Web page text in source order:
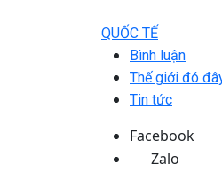
QUỐC TẾ
Bình luận
Thế giới đó
Tin tức
Facebook
Zalo